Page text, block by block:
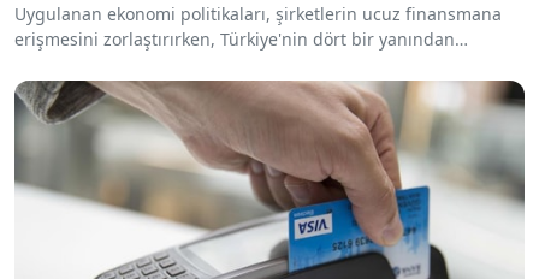
Uygulanan ekonomi politikaları, şirketlerin ucuz finansmana
erişmesini zorlaştırırken, Türkiye'nin dört bir yanından
Türkiye'nin birçok bölgesinde satış yapan tencere ve tava
üreticisi Atasoy Kitchenware hakkında konkordato kararı